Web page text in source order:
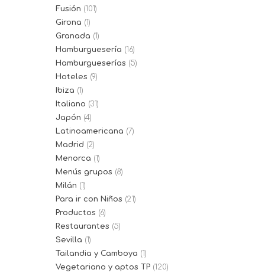
Fusión (101)
Girona (1)
Granada (1)
Hamburguesería (16)
Hamburgueserías (5)
Hoteles (9)
Ibiza (1)
Italiano (31)
Japón (4)
Latinoamericana (7)
Madrid (2)
Menorca (1)
Menús grupos (8)
Milán (1)
Para ir con Niños (21)
Productos (6)
Restaurantes (5)
Sevilla (1)
Tailandia y Camboya (1)
Vegetariano y aptos TP (120)